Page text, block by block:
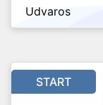
Udvaros
START